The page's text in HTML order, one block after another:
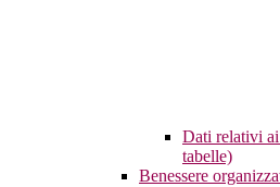
Dati relativi
tabelle)
Benessere